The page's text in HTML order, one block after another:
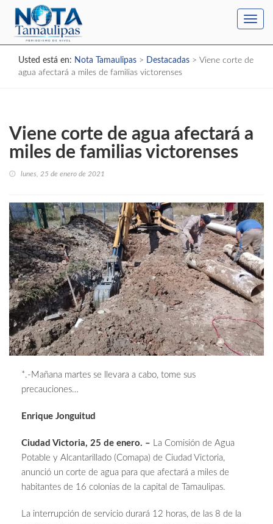
Usted está en: Nota Tamaulipas > Destacadas > Viene corte de
agua afectará a miles de familias victorenses
Viene corte de agua afectará a
miles de familias victorenses
lunes, 25 de enero de 2021
*.-Mañana martes se llevara a cabo, tome sus
precauciones…
Enrique Jonguitud
Ciudad Victoria, 25 de enero. – La Comisión de Agua
Potable y Alcantarillado (Comapa) de Ciudad Victoria,
anunció un corte de agua para que afectará a miles de
habitantes de 16 colonias de la capital de Tamaulipas.
La interrupción de servicio durará 12 horas, de las 8 de la